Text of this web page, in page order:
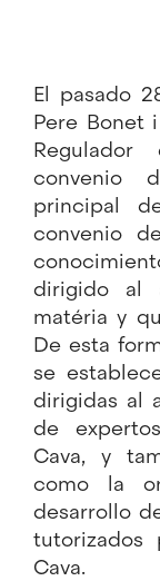
El pasado
Pere Bonet
convenio
principal
convenio
dirigido al
matéria y
De esta
se
dirigidas al
de
Cava, y
como la
desarrollo
tutorizados
Cava.